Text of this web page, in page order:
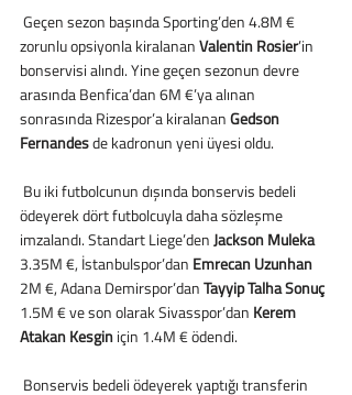
zorunlu opsiyonla kiralanan Valentin Rosier’in
bonservisi alındı. Yine geçen sezonun devre
arasında Benfica’dan 6M €’ya alınan
sonrasında Rizespor’a kiralanan Gedson
Fernandes de kadronun yeni üyesi oldu.
ödeyerek dört futbolcuyla daha sözleşme
imzalandı. Standart Liege’den Jackson Muleka
3.35M €, İstanbulspor’dan Emrecan Uzunhan
2M €, Adana Demirspor’dan Tayyip Talha Sonuç
1.5M € ve son olarak Sivasspor’dan Kerem
Atakan Kesgin için 1.4M € ödendi.